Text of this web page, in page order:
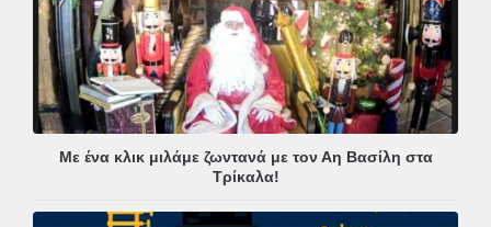
Με ένα κλικ μιλάμε ζωντανά με τον Αη Βασίλη στα
Τρίκαλα!